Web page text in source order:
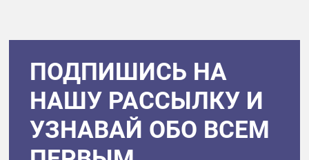
ПОДПИШИСЬ НА
НАШУ РАССЫЛКУ И
УЗНАВАЙ ОБО ВСЕМ